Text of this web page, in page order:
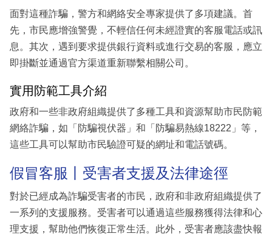
面對這種詐騙，警方和網絡安全專家提供了多項建議。首
先，市民應增強警覺，不輕信任何未經證實的客服電話或訊
息。其次，遇到要求提供銀行資料或進行交易的客服，應立
即掛斷並通過官方渠道重新聯繫相關公司。
實用防範工具介紹
政府和一些非政府組織提供了多種工具和資源幫助市民防範
網絡詐騙，如「防騙視伏器」和「防騙易熱線18222」等，
這些工具可以幫助市民驗證可疑的網址和電話號碼。
假冒客服丨受害者支援及法律途徑
對於已經成為詐騙受害者的市民，政府和非政府組織提供了
一系列的支援服務。受害者可以通過這些服務獲得法律和心
理支援，幫助他們恢復正常生活。此外，受害者應該盡快報